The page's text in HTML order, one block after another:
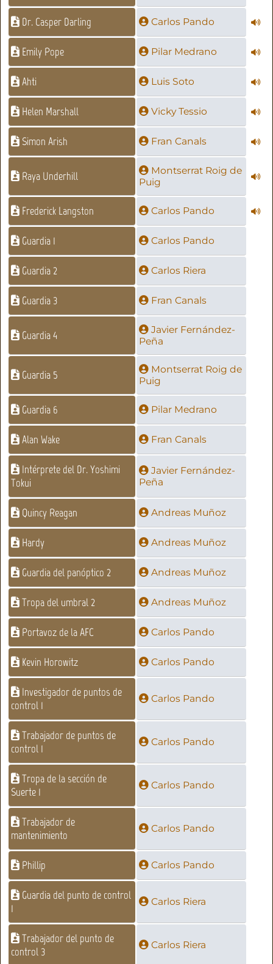
Dr. Casper Darling Carlos Pando
Emily Pope Pilar Medrano
Ahti Luis Soto
Helen Marshall Vicky Tessio
Simon Arish Fran Canals
Raya Underhill
Montserrat Roig de
Puig
Frederick Langston Carlos Pando
Guardia 1 Carlos Pando
Guardia 2 Carlos Riera
Guardia 3 Fran Canals
Guardia 4
Javier Fernández-
Peña
Guardia 5
Montserrat Roig de
Puig
Guardia 6 Pilar Medrano
Alan Wake Fran Canals
Intérprete del Dr. Yoshimi
Tokui
Javier Fernández-
Peña
Quincy Reagan Andreas Muñoz
Hardy Andreas Muñoz
Guardia del panóptico 2 Andreas Muñoz
Tropa del umbral 2 Andreas Muñoz
Portavoz de la AFC Carlos Pando
Kevin Horowitz Carlos Pando
Investigador de puntos de
control 1
Carlos Pando
Trabajador de puntos de
control 1
Carlos Pando
Tropa de la sección de
Suerte 1
Carlos Pando
Trabajador de
mantenimiento
Carlos Pando
Phillip Carlos Pando
Guardia del punto de control
1
Carlos Riera
Trabajador del punto de
control 3
Carlos Riera